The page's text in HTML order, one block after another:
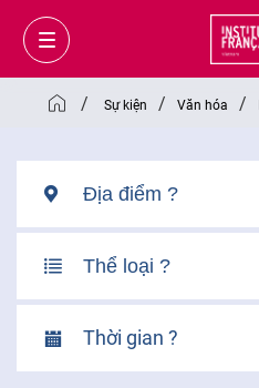
/ Sự kiện / Văn hóa /
Thời gian ?